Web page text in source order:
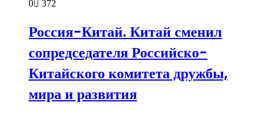
0
372
Россия-Китай. Китай сменил
сопредседателя Российско-
Китайского комитета дружбы,
мира и развития